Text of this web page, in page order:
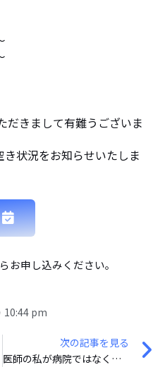
だきまして有難うございま
状況をお知らせいたしま
お申し込みください。
10:44 pm
次の記事を見る
医師の私が病院ではなくアイペディを選んだ理由